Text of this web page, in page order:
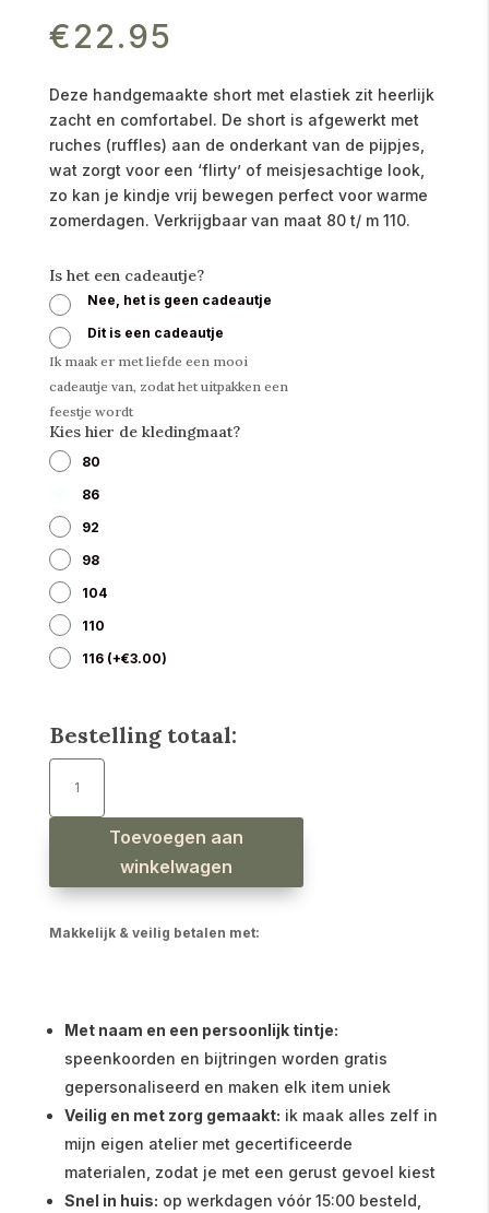
€22.95
Deze handgemaakte short met elastiek zit heerlijk
zacht en comfortabel. De short is afgewerkt met
ruches (ruffles) aan de onderkant van de pijpjes,
wat zorgt voor een ‘flirty’ of meisjesachtige look,
zo kan je kindje vrij bewegen perfect voor warme
zomerdagen. Verkrijgbaar van maat 80 t/ m 110.
Is het een cadeautje?
Nee, het is geen cadeautje
Dit is een cadeautje
Ik maak er met liefde een mooi
cadeautje van, zodat het uitpakken een
feestje wordt
Kies hier de kledingmaat?
80
86
92
98
104
110
116 (+€3.00)
Bestelling totaal:
Short
hartjes
Toevoegen aan
winkelwagen
Makkelijk & veilig betalen met:
Met naam en een persoonlijk tintje:
speenkoorden en bijtringen worden gratis
gepersonaliseerd en maken elk item uniek
Veilig en met zorg gemaakt: ik maak alles zelf in
mijn eigen atelier met gecertificeerde
materialen, zodat je met een gerust gevoel kiest
Snel in huis: op werkdagen vóór 15:00 besteld,